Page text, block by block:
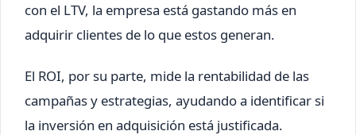
con el LTV, la empresa está gastando más en
adquirir clientes de lo que estos generan.
El ROI, por su parte, mide la rentabilidad de las
campañas y estrategias, ayudando a identificar si
la inversión en adquisición está justificada.